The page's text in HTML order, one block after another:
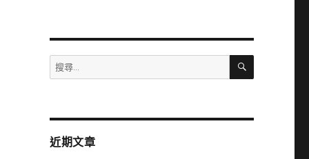
搜
尋
字:
搜
近期文章